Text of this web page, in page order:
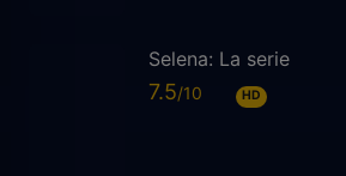
Selena: La serie
7.5 HD